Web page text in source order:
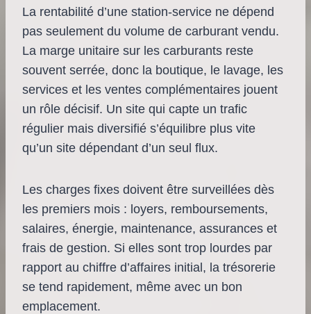
La rentabilité d’une station-service ne dépend
pas seulement du volume de carburant vendu.
La marge unitaire sur les carburants reste
souvent serrée, donc la boutique, le lavage, les
services et les ventes complémentaires jouent
un rôle décisif. Un site qui capte un trafic
régulier mais diversifié s’équilibre plus vite
qu’un site dépendant d’un seul flux.
Les charges fixes doivent être surveillées dès
les premiers mois : loyers, remboursements,
salaires, énergie, maintenance, assurances et
frais de gestion. Si elles sont trop lourdes par
rapport au chiffre d’affaires initial, la trésorerie
se tend rapidement, même avec un bon
emplacement.